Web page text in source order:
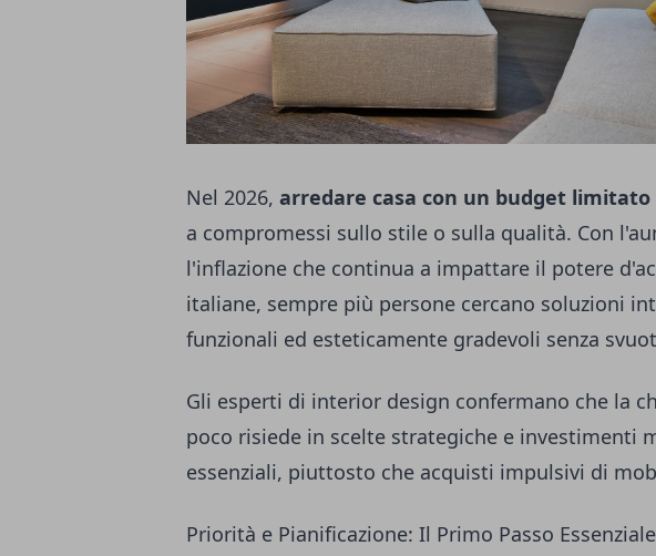
Nel 2026, arredare casa con un budget limitato
a compromessi sullo stile o sulla qualità. Con
l'inflazione che continua a impattare il potere
italiane, sempre più persone cercano soluzioni
funzionali ed esteticamente gradevoli senza
Gli esperti di interior design confermano che la
poco risiede in scelte strategiche e investimenti
essenziali, piuttosto che acquisti impulsivi di
Priorità e Pianificazione: Il Primo Passo Essenziale